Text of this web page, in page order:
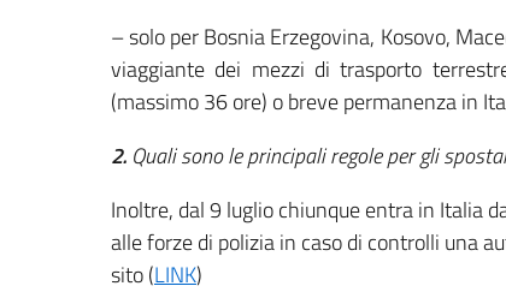
– solo per Bosnia Erzegovina, Kosovo,
viaggiante dei mezzi di trasporto
(massimo 36 ore) o breve permanenza in
2. Quali sono le principali regole per gli
Inoltre, dal 9 luglio chiunque entra in Italia
alle forze di polizia in caso di controlli una
sito (LINK)